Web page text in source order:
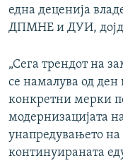
една деценија
ДПМНЕ и ДУИ,
„Сега трендот на
се намалува од
конкретни мерки
модернизацијата
унапредувањето
континуираната